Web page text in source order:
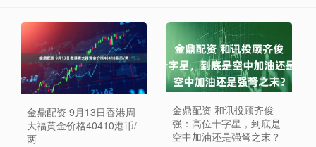
金鼎配资 9月13日香港周
大福黄金价格40410港币/
两
金鼎配资 和讯投顾齐俊
强：高位十字星，到底是
空中加油还是强弩之末？